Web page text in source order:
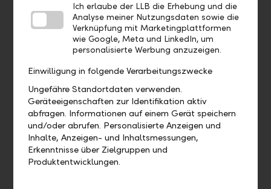
TAK Children and Youth Theatre
Theatre means entering a different world. The TAK Children
and Youth Theatre gives this opportunity to children from
the age of 2 to 18. It offers something for everyone.
Ich erlaube der LLB die Erhebung und die
Analyse meiner Nutzungsdaten sowie die
Verknüpfung mit Marketingplattformen
wie Google, Meta und LinkedIn, um
personalisierte Werbung anzuzeigen.
Einwilligung in folgende Verarbeitungszwecke
Ungefähre Standortdaten verwenden.
Geräteeigenschaften zur Identifikation aktiv
abfragen. Informationen auf einem Gerät speichern
und/oder abrufen. Personalisierte Anzeigen und
Inhalte, Anzeigen- und Inhaltsmessungen,
Erkenntnisse über Zielgruppen und
Produktentwicklungen.